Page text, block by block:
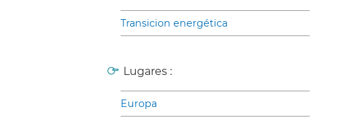
Transicion energética
Lugares :
Europa